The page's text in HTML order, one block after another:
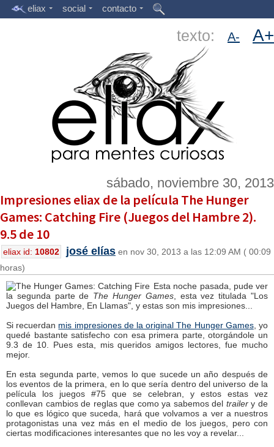
eliax social contacto
texto: A- A+
sábado, noviembre 30, 2013
Impresiones eliax de la película The Hunger
Games: Catching Fire (Juegos del Hambre 2).
9.5 de 10
eliax id: 10802 josé elías en nov 30, 2013 a las 12:09 AM ( 00:09
horas)
Esta noche pasada, pude ver
la segunda parte de The Hunger Games, esta vez titulada "Los
Juegos del Hambre, En Llamas", y estas son mis impresiones...
Si recuerdan mis impresiones de la original The Hunger Games, yo
quedé bastante satisfecho con esa primera parte, otorgándole un
9.3 de 10. Pues esta, mis queridos amigos lectores, fue mucho
mejor.
En esta segunda parte, vemos lo que sucede un año después de
los eventos de la primera, en lo que sería dentro del universo de la
película los juegos #75 que se celebran, y estos estas vez
conllevan cambios de reglas que como ya sabemos del trailery de
lo que es lógico que suceda, hará que volvamos a ver a nuestros
protagonistas una vez más en el medio de los juegos, pero con
ciertas modificaciones interesantes que no les voy a revelar...